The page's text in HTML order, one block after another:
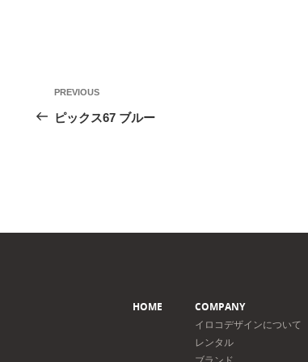
投
稿
シ
Previous
Post
PREVIOUS
ピックス67 ブルー
HOME
COMPANY
イロコデザインについて
レンタル